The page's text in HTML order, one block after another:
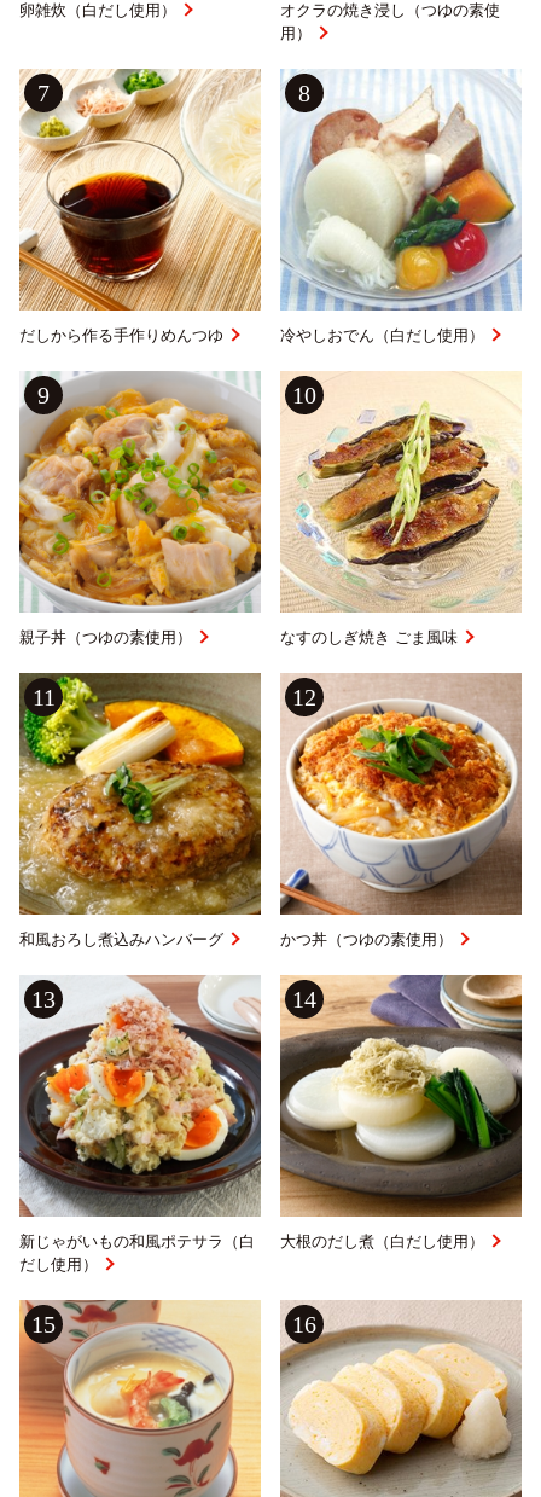
卵雑炊（白だし使用）
オクラの焼き浸し（つゆの素使
用）
だしから作る手作りめんつゆ
7
冷やしおでん（白だし使用）
8
親子丼（つゆの素使用）
9
なすのしぎ焼き ごま風味
10
和風おろし煮込みハンバーグ
11
かつ丼（つゆの素使用）
12
新じゃがいもの和風ポテサラ（白
だし使用）
13
大根のだし煮（白だし使用）
14
15 16